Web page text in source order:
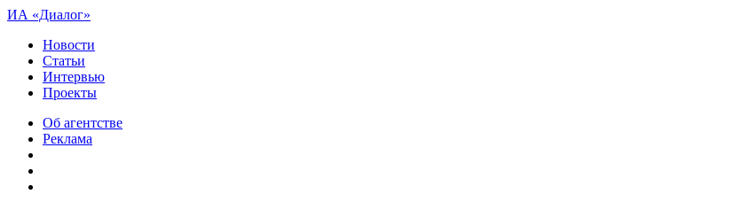
ИА «Диалог»
Новости
Статьи
Интервью
Проекты
Об агентстве
Реклама